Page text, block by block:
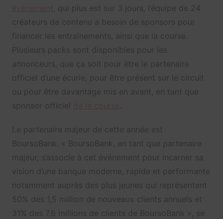
, qui plus est sur 3 jours, l’équipe de 24
créateurs de contenu a besoin de sponsors pour
financer les entraînements, ainsi que la course.
Plusieurs packs sont disponibles pour les
annonceurs, que ça soit pour être le partenaire
officiel d’une écurie, pour être présent sur le circuit
ou pour être davantage mis en avant, en tant que
sponsor officiel
Le partenaire majeur de cette année est
BoursoBank. « BoursoBank, en tant que partenaire
majeur, s’associe à cet événement pour incarner sa
vision d’une banque moderne, rapide et performante
notamment auprès des plus jeunes qui représentent
50% des 1,5 million de nouveaux clients annuels et
31% des 7,6 millions de clients de BoursoBank », se